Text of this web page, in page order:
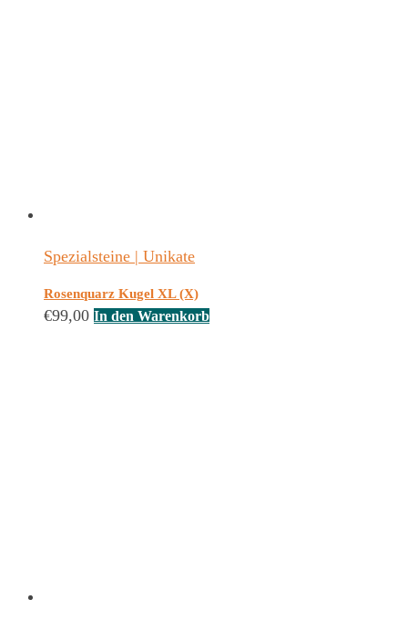
Spezialsteine | Unikate
Rosenquarz Kugel XL (X)
€99,00 In den Warenkorb